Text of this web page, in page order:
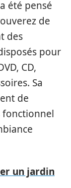
été pensé
de
des
pour
CD,
Sa
de
fonctionnel
un jardin